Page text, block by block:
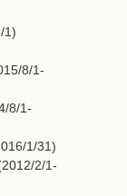
1)
8/1-
8/1-
1/31)
2/1-